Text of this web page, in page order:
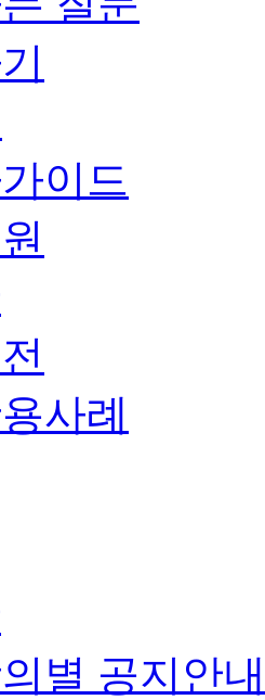
이드
사례
별 공지안내